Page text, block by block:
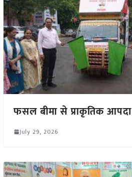
फसल बीमा से प्राकृतिक
July 29, 2026